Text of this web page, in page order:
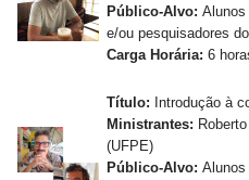
Público-Alvo: Alunos
e/ou pesquisadores
Carga Horária: 6
Título: Introdução à
Ministrantes:
(UFPE)
Público-Alvo: Alunos